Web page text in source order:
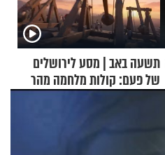
תשעה באב | מסע לירושלים
של פעם: קולות מלחמה מהר
הזיתים